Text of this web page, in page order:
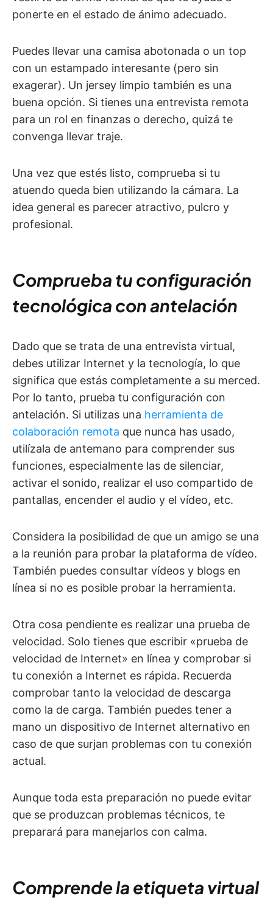
ponerte en el estado de ánimo adecuado.
Puedes llevar una camisa abotonada o un top
con un estampado interesante (pero sin
exagerar). Un jersey limpio también es una
buena opción. Si tienes una entrevista remota
para un rol en finanzas o derecho, quizá te
convenga llevar traje.
Una vez que estés listo, comprueba si tu
atuendo queda bien utilizando la cámara. La
idea general es parecer atractivo, pulcro y
profesional.
Comprueba tu configuración
tecnológica con antelación
Dado que se trata de una entrevista virtual,
debes utilizar Internet y la tecnología, lo que
significa que estás completamente a su merced.
Por lo tanto, prueba tu configuración con
antelación. Si utilizas una herramienta de
colaboración remota que nunca has usado,
utilízala de antemano para comprender sus
funciones, especialmente las de silenciar,
activar el sonido, realizar el uso compartido de
pantallas, encender el audio y el vídeo, etc.
Considera la posibilidad de que un amigo se una
a la reunión para probar la plataforma de vídeo.
También puedes consultar vídeos y blogs en
línea si no es posible probar la herramienta.
Otra cosa pendiente es realizar una prueba de
velocidad. Solo tienes que escribir «prueba de
velocidad de Internet» en línea y comprobar si
tu conexión a Internet es rápida. Recuerda
comprobar tanto la velocidad de descarga
como la de carga. También puedes tener a
mano un dispositivo de Internet alternativo en
caso de que surjan problemas con tu conexión
actual.
Aunque toda esta preparación no puede evitar
que se produzcan problemas técnicos, te
preparará para manejarlos con calma.
Comprende la etiqueta virtual